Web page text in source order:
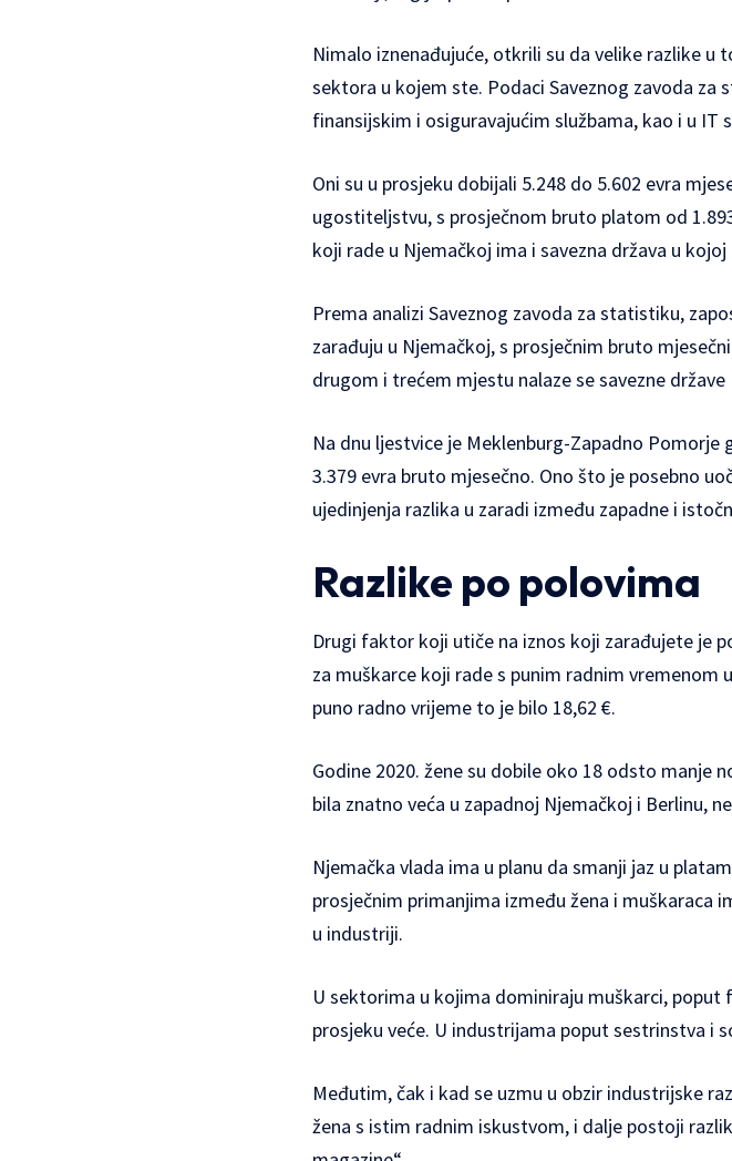
Nimalo iznenađujuće, otkrili su da velike razlike
sektora u kojem ste. Podaci Saveznog zavoda
finansijskim i osiguravajućim službama, kao i u IT
Oni su u prosjeku dobijali 5.248 do 5.602 evra
ugostiteljstvu, s prosječnom bruto platom od
koji rade u Njemačkoj ima i savezna država u kojoj
Prema analizi Saveznog zavoda za statistiku,
zarađuju u Njemačkoj, s prosječnim bruto
drugom i trećem mjestu nalaze se savezne države
Na dnu ljestvice je Meklenburg-Zapadno
3.379 evra bruto mjesečno. Ono što je posebno
ujedinjenja razlika u zaradi između zapadne i
Razlike po polovima
Drugi faktor koji utiče na iznos koji zarađujete je
za muškarce koji rade s punim radnim vremenom
puno radno vrijeme to je bilo 18,62 €.
Godine 2020. žene su dobile oko 18 odsto manje
bila znatno veća u zapadnoj Njemačkoj i Berlinu,
Njemačka vlada ima u planu da smanji jaz u
prosječnim primanjima između žena i muškaraca
u industriji.
U sektorima u kojima dominiraju muškarci, poput
prosjeku veće. U industrijama poput sestrinstva i
Međutim, čak i kad se uzmu u obzir industrijske
žena s istim radnim iskustvom, i dalje postoji